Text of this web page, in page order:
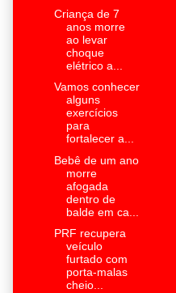
Criança de 7
anos morre
ao levar
choque
elétrico a...
Vamos conhecer
alguns
exercícios
para
fortalecer a...
Bebê de um ano
morre
afogada
dentro de
balde em ca...
PRF recupera
veículo
furtado com
porta-malas
cheio...